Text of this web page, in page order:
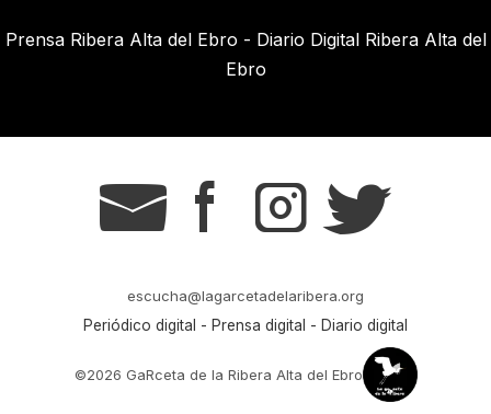
Prensa Ribera Alta del Ebro - Diario Digital Ribera Alta del
Ebro
g s t r
escucha@lagarcetadelaribera.org
Periódico digital - Prensa digital - Diario digital
©2026 GaRceta de la Ribera Alta del Ebro